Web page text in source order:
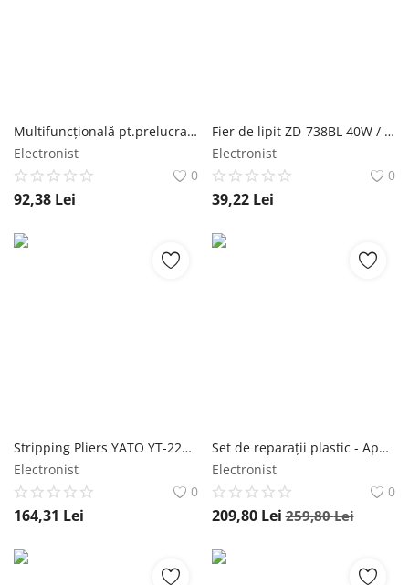
Multifuncţională pt.prelucrare cabluri Cablu: rotund,plat NEWBRAND
Electronist
0
92,38 Lei
Fier de lipit ZD-738BL 40W / 4xLED, comutator UNI-T
Electronist
0
39,22 Lei
Stripping Pliers YATO YT-2270 YATO
Electronist
0
164,31 Lei
Set de reparații plastic - Aparat de pirogravat - Stapler ZD-8905C ZhongDI
Electronist
0
209,80 Lei 259,80Lei